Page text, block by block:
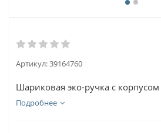
Артикул:39164760
Шариковая эко-ручка с корпусом
Подробнее